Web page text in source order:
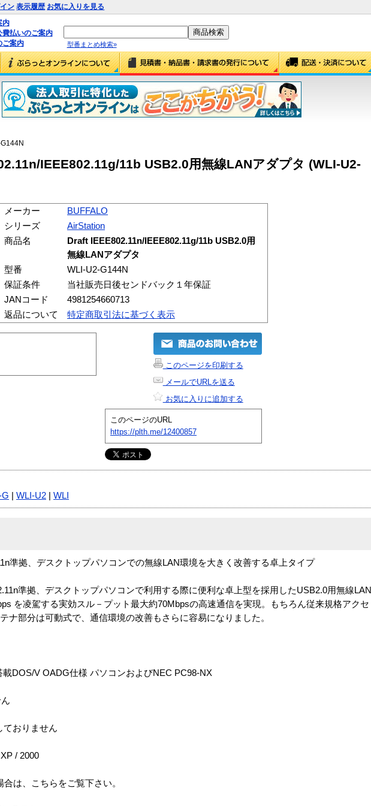
ン 表示履歴 お気に入りを見る
内
払いのご案内
ご案内
型番まとめ検索»
IEEE802.11g/11b USB2.0用無線LANアダプタ (WLI-U2-
メーカー
BUFFALO
シリーズ
AirStation
商品名
Draft IEEE802.11n/IEEE802.11g/11b USB2.0用
無線LANアダプタ
型番
WLI-U2-G144N
保証条件
当社販売日後センドバック１年保証
JANコード
4981254660713
返品について
特定商取引法に基づく表示
このページを印刷する
メールでURLを送る
お気に入りに追加する
このページのURL
https://plth.me/12400857
G WLI-U2 WLI
準拠、デスクトップパソコンでの無線LAN環境を大きく改善する卓上タイプ
準拠、デスクトップパソコンで利用する際に便利な卓上型を採用したUSB2.0用無線LAN
を凌駕する実効スル－プット最大約70Mbpsの高速通信を実現。もちろん従来規格アクセ
ナ部分は可動式で、通信環境の改善もさらに容易になりました。
DOS/V OADG仕様 パソコンおよびNEC PC98-NX
おりません
/ 2000
は、こちらをご覧下さい。